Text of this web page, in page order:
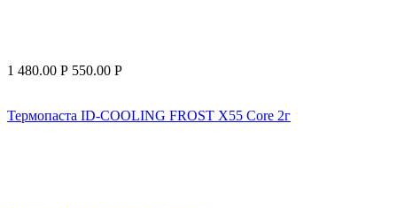
1 480.00 Р 550.00 Р
Термопаста ID-COOLING FROST X55 Core 2г